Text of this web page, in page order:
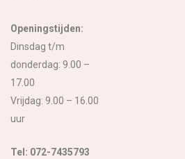
Openingstijden:
Dinsdag t/m
donderdag: 9.00 –
17.00
Vrijdag: 9.00 – 16.00
uur
Tel: 072-7435793